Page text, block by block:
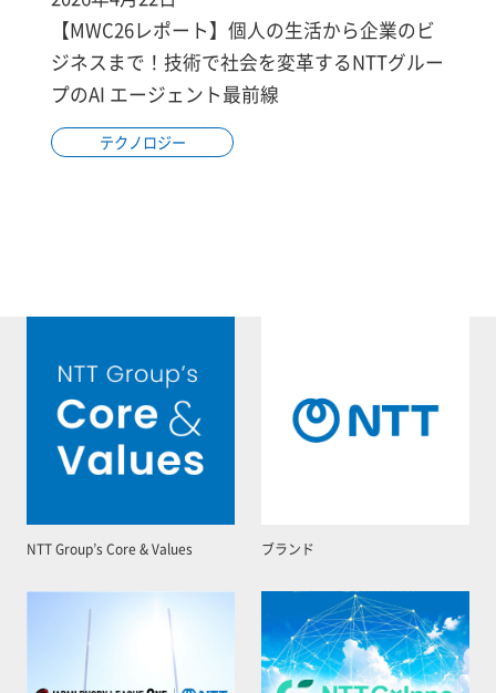
【MWC26レポート】個人の生活から企業のビ
ジネスまで！技術で社会を変革するNTTグルー
プのAI エージェント最前線
テクノロジー
NTT Group’s Core & Values ブランド